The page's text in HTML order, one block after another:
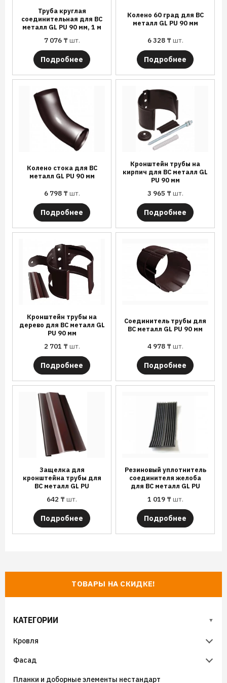
ТОВАРЫ НА СКИДКЕ!
КАТЕГОРИИ
Кровля
Металлочерепица
Металлочерепица Супермонтеррей
Гибкая черепица
Фасад
Металлический сайдинг
Планки и доборные элементы нестандарт
Труба круглая
соединительная для ВС
металл GL PU 90 мм, 1 м
7 076 ₸шт.
Подробнее
Колено 60 град для ВС
металл GL PU 90 мм
6 328 ₸шт.
Подробнее
Колено стока для ВС
металл GL PU 90 мм
6 798 ₸шт.
Подробнее
Кронштейн трубы на
кирпич для ВС металл GL
PU 90 мм
3 965 ₸шт.
Подробнее
Кронштейн трубы на
дерево для ВС металл GL
PU 90 мм
2 701 ₸шт.
Подробнее
Соединитель трубы для
ВС металл GL PU 90 мм
4 978 ₸шт.
Подробнее
Защелка для
кронштейна трубы для
ВС металл GL PU
642 ₸шт.
Подробнее
Резиновый уплотнитель
соединителя желоба
для ВС металл GL PU
1 019 ₸шт.
Подробнее